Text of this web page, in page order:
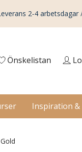
2-4 arbetsdagar
Önskelistan
Inspiration